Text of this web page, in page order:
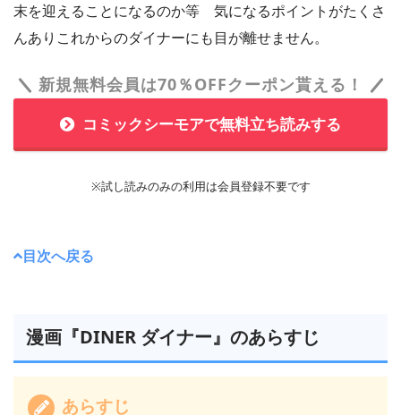
末を迎えることになるのか等 気になるポイントがたくさ
んありこれからのダイナーにも目が離せません。
新規無料会員は70％OFFクーポン貰える！
コミックシーモアで無料立ち読みする
※試し読みのみの利用は会員登録不要です
目次へ戻る
漫画『DINER ダイナー』のあらすじ
あらすじ